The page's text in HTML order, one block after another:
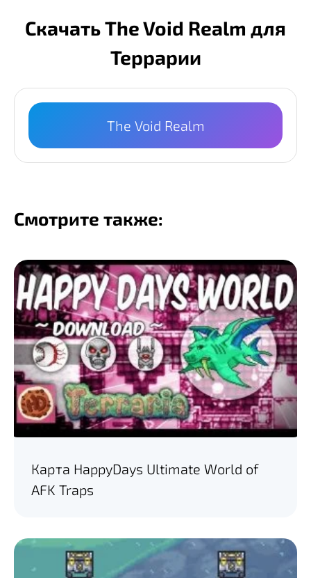
Скачать The Void Realm для
Террарии
The Void Realm
Смотрите также:
Карта HappyDays Ultimate World of
AFK Traps